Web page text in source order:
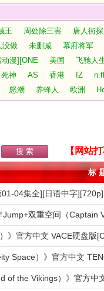
王 周处除三害
唐人街
没做 未删减
幕府将军
动漫][ONE 美国
飞驰人
死神 AS 香港 IZ
怒潮 养蜂人 欧洲
【网站
标
04集全][日语中字
》官方中文 VACE硬盘
Space）》官方中文
of the Vikings）》官方